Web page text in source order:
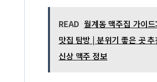
READ 월계동 맥주집 가이
맛집 탐방 | 분위기 좋은 곳 추
신상 맥주 정보